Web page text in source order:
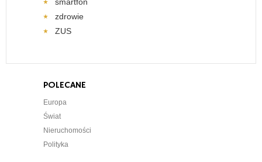
smartfon
zdrowie
ZUS
POLECANE
Europa
Świat
Nieruchomości
Polityka